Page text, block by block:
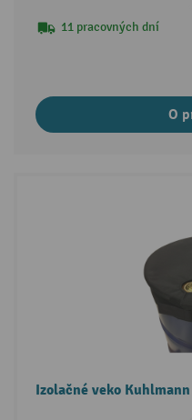
11 pracovných dní
O
Izolačné veko